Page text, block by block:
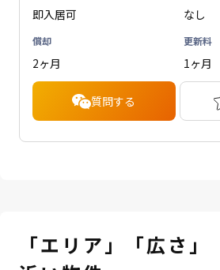
即入居可 なし
償却
2ヶ月
更新料
1ヶ月
質問する
「エリア」「広さ」